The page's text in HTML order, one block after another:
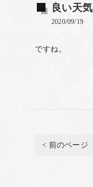
良い天気
2020/09/19
ですね。
< 前のページ